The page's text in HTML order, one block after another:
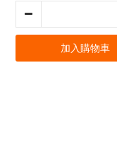
加入購物車